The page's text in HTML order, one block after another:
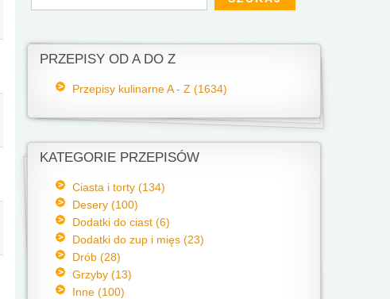
PRZEPISY OD A DO Z
Przepisy kulinarne A - Z (1634)
KATEGORIE PRZEPISÓW
Ciasta i torty (134)
Desery (100)
Dodatki do ciast (6)
Dodatki do zup i mięs (23)
Drób (28)
Grzyby (13)
Inne (100)